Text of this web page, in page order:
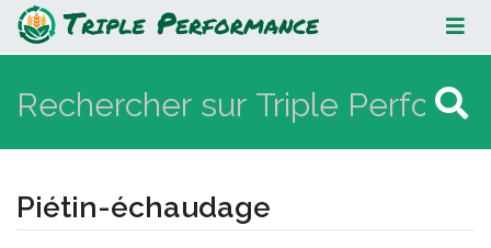
Piétin-échaudage
Piétin-échaudage